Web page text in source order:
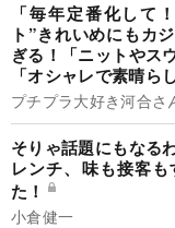
「毎年定番化して
ト”きれいめにもカ
ぎる！「ニットやス
「オシャレで素晴ら
プチプラ大好き河合さ
そりゃ話題にもなる
レンチ、味も接客
た！
小倉健一